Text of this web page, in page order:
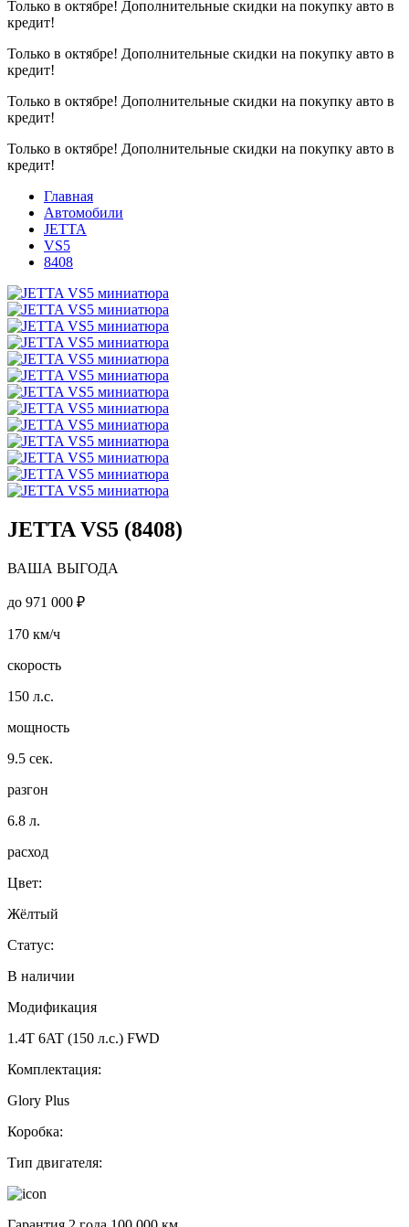
Только в октябре! Дополнительные скидки на покупку авто в
кредит!
Только в октябре! Дополнительные скидки на покупку авто в
кредит!
Только в октябре! Дополнительные скидки на покупку авто в
кредит!
Только в октябре! Дополнительные скидки на покупку авто в
кредит!
Главная
Автомобили
JETTA
VS5
8408
JETTA VS5 (8408)
ВАША ВЫГОДА
до 971 000 ₽
170 км/ч
скорость
150 л.с.
мощность
9.5 сек.
разгон
6.8 л.
расход
Цвет:
Жёлтый
Статус:
В наличии
Модификация
1.4T 6AT (150 л.с.) FWD
Комплектация:
Glory Plus
Коробка:
Тип двигателя: